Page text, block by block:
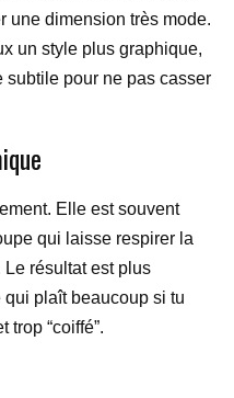
une dimension très mode.
un style plus graphique,
subtile pour ne pas casser
Elle est souvent
qui laisse respirer la
résultat est plus
plaît beaucoup si tu
trop “coiffé”.